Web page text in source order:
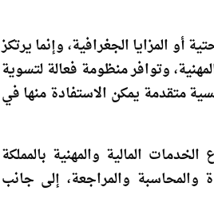
المزايا الجغرافية، وإنما يرتكز
وتوافر منظومة فعالة لتسوية
متقدمة يمكن الاستفادة منها في
والمراجعة، إلى جانب